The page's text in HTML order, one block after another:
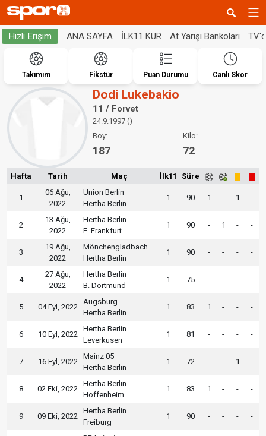
Hızlı Erişim ANA SAYFA İLK11 KUR At Yarışı Bankoları
Takımım Fikstür Puan Durumu Canlı Skor
Dodi Lukebakio
11 / Forvet
24.9.1997 ()
Boy:
187
Kilo:
72
Hafta Tarih Maç İlk11 Süre
1
06 Ağu,
2022
Union Berlin
Hertha Berlin
1 90 1 - 1 -
2
13 Ağu,
2022
Hertha Berlin
E. Frankfurt
1 90 - 1 - -
3
19 Ağu,
2022
Mönchengladbach
Hertha Berlin
1 90 - - - -
4
27 Ağu,
2022
Hertha Berlin
B. Dortmund
1 75 - - - -
5 04 Eyl, 2022
Augsburg
Hertha Berlin
1 83 1 - - -
6 10 Eyl, 2022
Hertha Berlin
Leverkusen
1 81 - - - -
7 16 Eyl, 2022
Mainz 05
Hertha Berlin
1 72 - - 1 -
8 02 Eki, 2022
Hertha Berlin
Hoffenheim
1 83 1 - - -
9 09 Eki, 2022
Hertha Berlin
Freiburg
1 90 - - - -